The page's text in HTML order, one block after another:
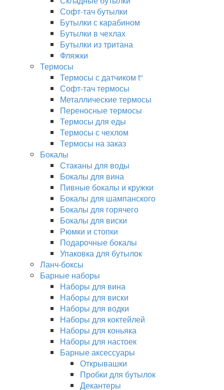
Софт-тач бутылки
Бутылки с карабином
Бутылки в чехлах
Бутылки из тритана
Фляжки
Термосы
Термосы с датчиком t°
Софт-тач термосы
Металлические термосы
Переносные термосы
Термосы для еды
Термосы с чехлом
Термосы на заказ
Бокалы
Стаканы для воды
Бокалы для вина
Пивные бокалы и кружки
Бокалы для шампанского
Бокалы для горячего
Бокалы для виски
Рюмки и стопки
Подарочные бокалы
Упаковка для бутылок
Ланч-боксы
Барные наборы
Наборы для вина
Наборы для виски
Наборы для водки
Наборы для коктейлей
Наборы для коньяка
Наборы для настоек
Барные аксессуары
Открывашки
Пробки для бутылок
Декантеры